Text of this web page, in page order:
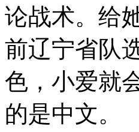
论战术。给
前辽宁省队
色，小爱就
的是中文。